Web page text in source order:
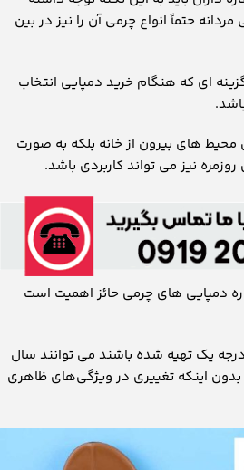
حتماً انواع چرمی آن را نیز در بین
گزینه ای که هنگام خرید دمپایی انتخاب
محیط‌ های بیرون از خانه بلکه به صورت
نیز می ‌تواند کاربردی باشد.
دمپایی ‌های چرمی حائز اهمیت است
یک تهیه شده باشند می توانند سال
بدون اینکه تغییری در ویژگی‌های ظاهری